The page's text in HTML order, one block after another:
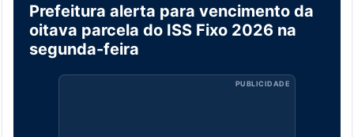
Prefeitura alerta para vencimento da
oitava parcela do ISS Fixo 2026 na
segunda-feira
PUBLICIDADE